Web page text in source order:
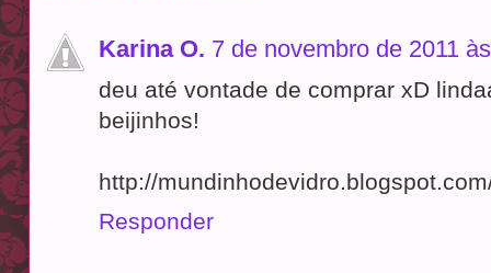
Karina O. 7 de novembro de 2011
deu até vontade de comprar xD
beijinhos!
http://
Responder